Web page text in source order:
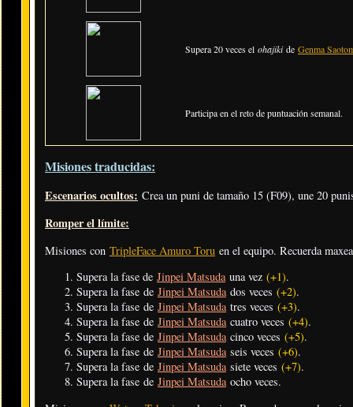
Supera 20 veces el ohajikide Genma
Participa en el reto de puntuación semanal.
Misiones traducidas:
Escenarios ocultos: Crea un puni de tamaño 15 (F09), une 20
Romper el límite:
Misiones con TripleFace Amuro Toru en el equipo. Recuerda
Supera la fase de Jinpei Matsudauna vez (+1).
Supera la fase de Jinpei Matsudados veces (+2).
Supera la fase de Jinpei Matsudatres veces (+3).
Supera la fase de Jinpei Matsudacuatro veces (+4).
Supera la fase de Jinpei Matsudacinco veces (+5).
Supera la fase de Jinpei Matsudaseis veces (+6).
Supera la fase de Jinpei Matsudasiete veces (+7).
Supera la fase de Jinpei Matsudaocho veces.